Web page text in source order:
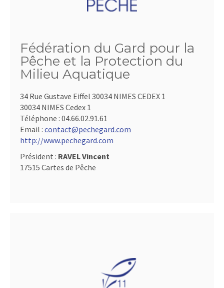
Fédération du Gard pour la
Pêche et la Protection du
Milieu Aquatique
34 Rue Gustave Eiffel 30034 NIMES CEDEX 1
30034 NIMES Cedex 1
Téléphone : 04.66.02.91.61
Email : contact@pechegard.com
http://www.pechegard.com
Président : RAVEL Vincent
17515 Cartes de Pêche